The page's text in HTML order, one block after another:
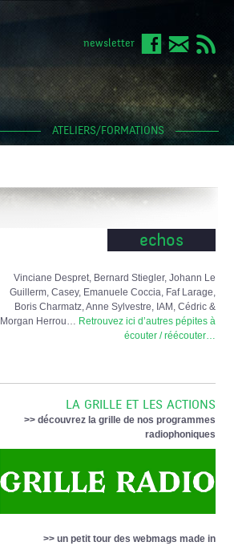
newsletter
ATELIERS/FORMATIONS
echos
Vinciane Despret, Bernard Stiegler, Johann Le
Guillerm, Casey, Emanuele Coccia, Faf Larage,
Boris Charmatz, Anne Sylvestre, IAM, Cédric &
Morgan Herrou… Retrouvez ici d’autres pépites à
écouter / réécouter…
LA GRILLE ET LES ACTIONS
>> découvrez la grille de nos programmes
radiophoniques
>> un petit tour des webmags made in